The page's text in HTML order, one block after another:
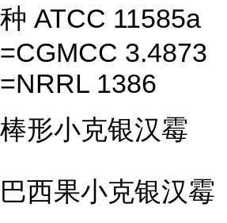
种 ATCC 11585a
=CGMCC 3.4873
=NRRL 1386
棒形小克银汉霉
巴西果小克银汉霉